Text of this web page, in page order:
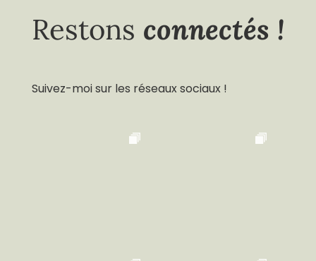
Restons connectés !
Suivez-moi sur les réseaux sociaux !